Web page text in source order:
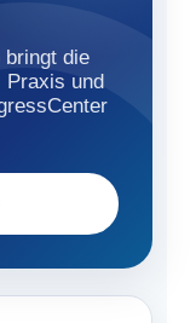
bringt die
Praxis und